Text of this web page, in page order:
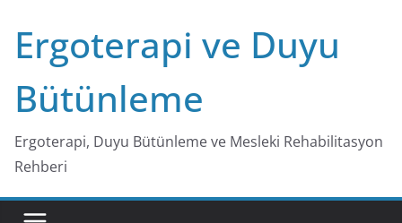
content
Ergoterapi ve Duyu
Bütünleme
Ergoterapi, Duyu Bütünleme ve Mesleki Rehabilitasyon
Rehberi